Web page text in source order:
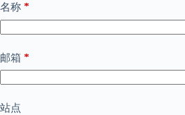
名称 *
邮箱 *
站点